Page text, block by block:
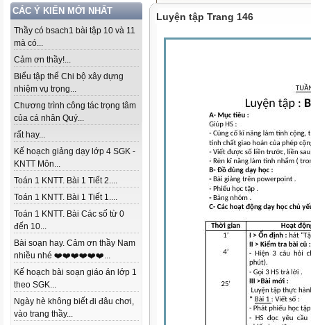
CÁC Ý KIẾN MỚI NHẤT
Thầy có bsach1 bài tập 10 và 11
mà có...
Cảm ơn thầy!...
Biểu tập thể Chi bộ xây dựng
nhiệm vụ trọng...
Chương trình công tác trọng tâm
của cá nhân Quý...
rất hay...
Kế hoạch giảng dạy lớp 4 SGK -
KNTT Môn...
Toán 1 KNTT. Bài 1 Tiết 2....
Toán 1 KNTT. Bài 1 Tiết 1....
Toán 1 KNTT. Bài Các số từ 0
đến 10...
Bài soạn hay. Cảm ơn thầy Nam
nhiều nhé ❤️❤️❤️❤️❤️❤️...
Kế hoạch bài soạn giáo án lớp 1
theo SGK...
Ngày hè không biết đi đâu chơi,
vào trang thầy...
Luyện tập Trang 146